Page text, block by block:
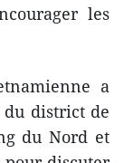
les
a
du district de
du Nord et